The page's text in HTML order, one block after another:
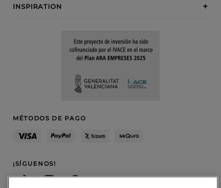
INSPIRATION
MÉTODOS DE PAGO
¡SÍGUENOS!